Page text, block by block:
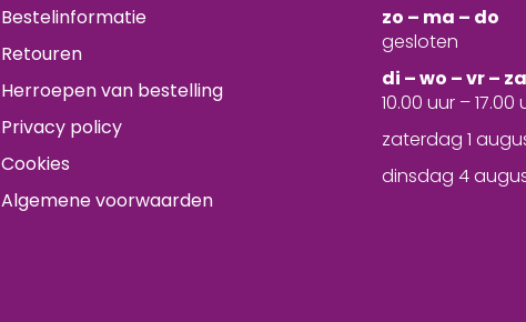
Bestelinformatie
Retouren
Herroepen van bestelling
Privacy policy
Cookies
Algemene voorwaarden
zo – ma – do
gesloten
di – wo – vr – za
10.00 uur – 17.00
zaterdag 1
dinsdag 4